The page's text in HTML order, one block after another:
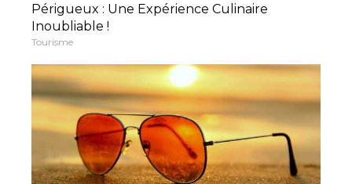
Périgueux : Une Expérience Culinaire
Inoubliable !
Tourisme